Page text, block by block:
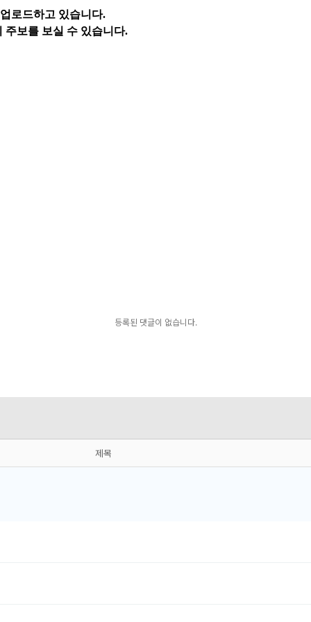
로드하고 있습니다.
주보를 보실 수 있습니다.
등록된 댓글이 없습니다.
제목